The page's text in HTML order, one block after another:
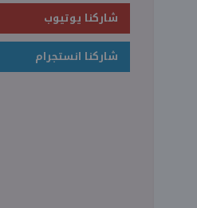
شاركنا يوتيوب
شاركنا انستجرام